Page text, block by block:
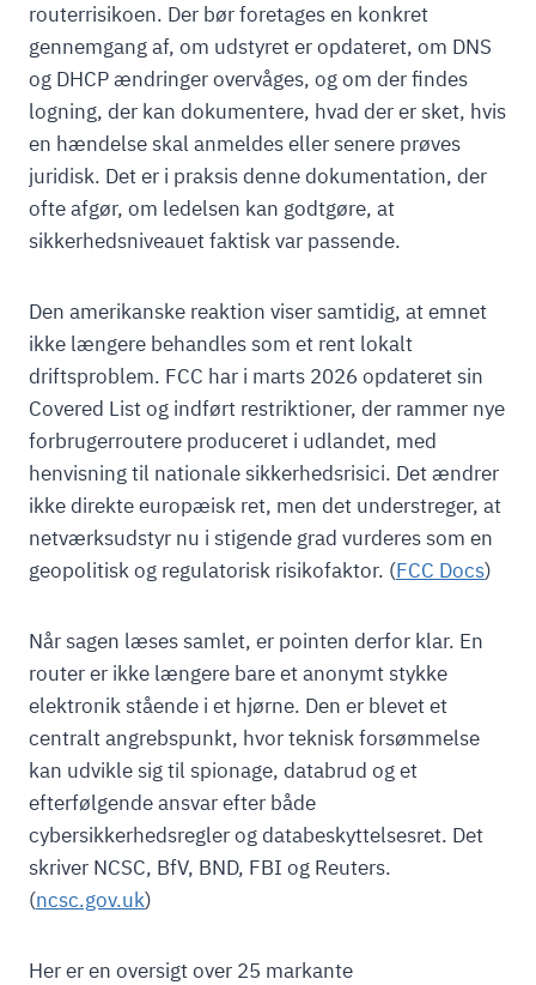
routerrisikoen. Der bør foretages en konkret
gennemgang af, om udstyret er opdateret, om DNS
og DHCP ændringer overvåges, og om der findes
logning, der kan dokumentere, hvad der er sket, hvis
en hændelse skal anmeldes eller senere prøves
juridisk. Det er i praksis denne dokumentation, der
ofte afgør, om ledelsen kan godtgøre, at
sikkerhedsniveauet faktisk var passende.
Den amerikanske reaktion viser samtidig, at emnet
ikke længere behandles som et rent lokalt
driftsproblem. FCC har i marts 2026 opdateret sin
Covered List og indført restriktioner, der rammer nye
forbrugerroutere produceret i udlandet, med
henvisning til nationale sikkerhedsrisici. Det ændrer
ikke direkte europæisk ret, men det understreger, at
netværksudstyr nu i stigende grad vurderes som en
geopolitisk og regulatorisk risikofaktor. (FCC Docs)
Når sagen læses samlet, er pointen derfor klar. En
router er ikke længere bare et anonymt stykke
elektronik stående i et hjørne. Den er blevet et
centralt angrebspunkt, hvor teknisk forsømmelse
kan udvikle sig til spionage, databrud og et
efterfølgende ansvar efter både
cybersikkerhedsregler og databeskyttelsesret. Det
skriver NCSC, BfV, BND, FBI og Reuters.
(ncsc.gov.uk)
Her er en oversigt over 25 markante